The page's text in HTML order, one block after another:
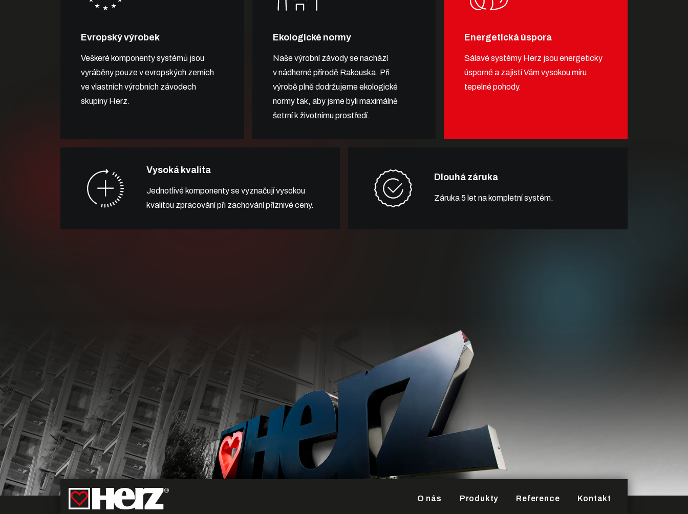
Evropský výrobek
Veškeré komponenty systémů jsou
vyráběny pouze v evropských zemích
ve vlastních výrobních závodech
skupiny Herz.
Ekologické normy
Naše výrobní závody se nachází
v nádherné přírodě Rakouska. Při
výrobě plně dodržujeme ekologické
normy tak, aby jsme byli maximálně
šetrní k životnímu prostředí.
Energetická úspora
Sálavé systémy Herz jsou energeticky
úsporné a zajistí Vám vysokou míru
tepelné pohody.
Vysoká kvalita
Jednotlivé komponenty se vyznačují vysokou
kvalitou zpracování při zachování příznivé ceny.
Dlouhá záruka
Záruka 5 let na kompletní systém.
O nás Produkty Reference Kontakt